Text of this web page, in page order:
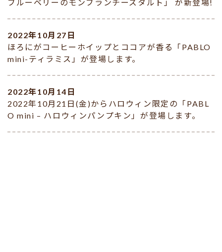
ブルーベリーのモンブランチーズタルト」 が新登場!
2022年10月27日
ほろにがコーヒーホイップとココアが香る「PABLO
mini-ティラミス」が登場します。
2022年10月14日
2022年10月21日(金)からハロウィン限定の「PABL
O mini – ハロウィンパンプキン」が登場します。